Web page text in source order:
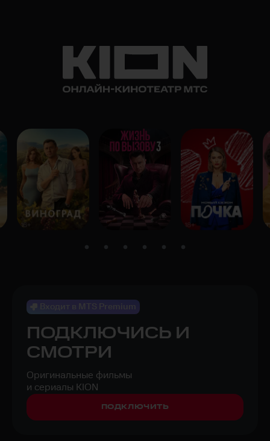
Входит в MTS Premium
ПОДКЛЮЧИСЬ И
СМОТРИ
Оригинальные фильмы
и сериалы KION
ПОДКЛЮЧИТЬ